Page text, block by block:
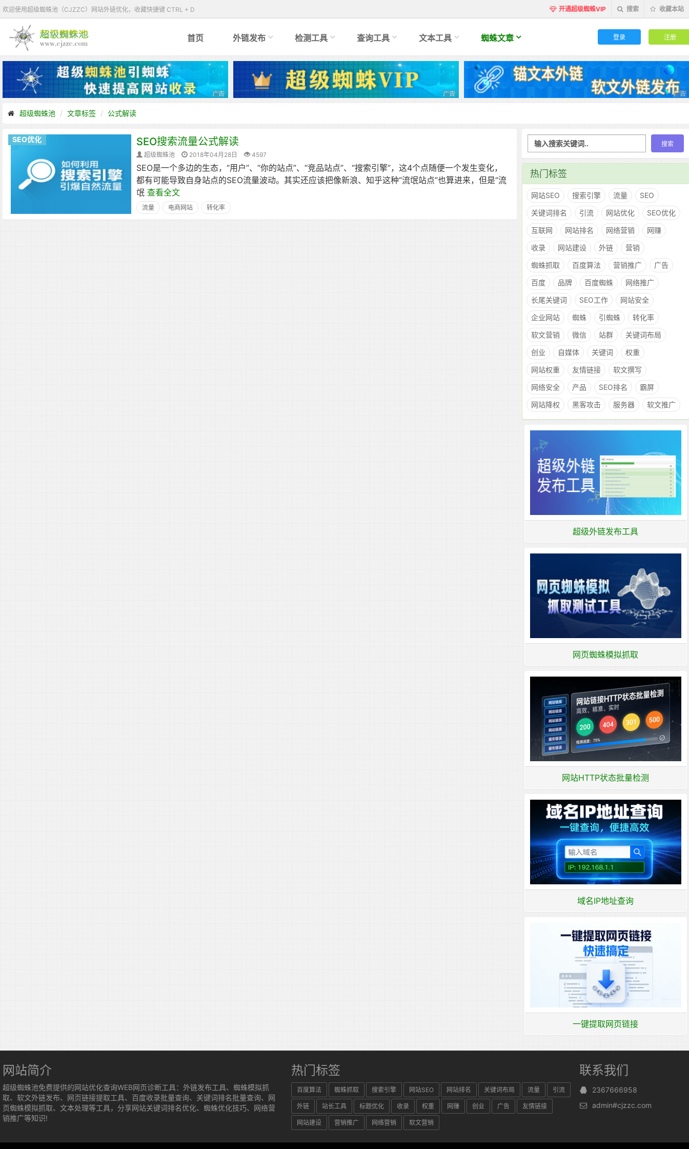
欢迎使用超级蜘蛛池（CJZZC）网站外链优化，收藏快捷键 CTRL + D 开通超级蜘蛛VIP 搜索 收藏本站
首页 外链发布 检测工具 查询工具 文本工具 蜘蛛文章 登录 注册
超级蜘蛛池 文章标签 公式解读
SEO优化 SEO搜索流量公式解读
超级蜘蛛池 2018年04月28日 4597
SEO是一个多边的生态，“用户”、“你的站点”、“竞品站点”、“搜索引擎”，这4个点随便一个发生变化，
都有可能导致自身站点的SEO流量波动。其实还应该把像新浪、知乎这种“流氓站点”也算进来，但是“流
氓查看全文
流量 电商网站 转化率
热门标签
网站SEO 搜索引擎 流量
SEO
关键词排名
引流 网站优化
SEO优化
互联网
网站排名 网络营销
网赚
收录
网站建设 外链
营销
蜘蛛抓取
百度算法 营销推广
广告
百度
品牌 百度蜘蛛
网络推广
长尾关键词
SEO工作
网站安全
企业网站
蜘蛛 引蜘蛛
转化率
软文营销
微信 站群
关键词布局
创业
自媒体 关键词
权重
网站权重
友情链接
软文撰写
网络安全
产品 SEO排名
霸屏
网站降权
黑客攻击 服务器 软文推广
超级外链发布工具
网页蜘蛛模拟抓取
网站HTTP状态批量检测
域名IP地址查询
一键提取网页链接
网站简介
超级蜘蛛池免费提供的网站优化查询WEB网页诊断工具：外链发布工具、蜘蛛模拟抓
取、软文外链发布、网页链接提取工具、百度收录批量查询、关键词排名批量查询、网
页蜘蛛模拟抓取、文本处理等工具，分享网站关键词排名优化、蜘蛛优化技巧、网络营
销推广等知识!
热门标签
百度算法 蜘蛛抓取 搜索引擎 网站SEO 网站排名 关键词布局 流量 引流
外链 站长工具 标题优化 收录 权重 网赚 创业 广告 友情链接
网站建设 营销推广 网络营销 软文营销
联系我们
2367666958
admin#cjzzc.com